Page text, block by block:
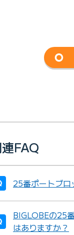
FAQ
25番ポートブロ
BIGLOBEの25
はありますか？